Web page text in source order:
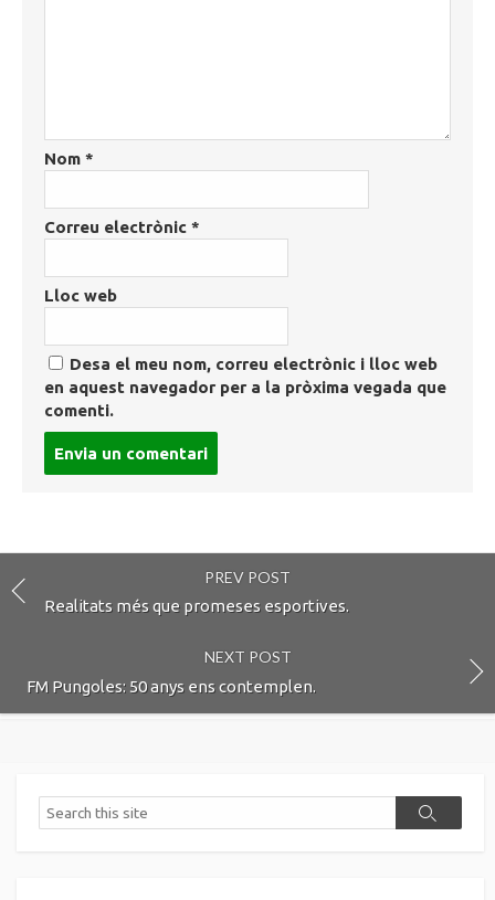
Nom *
Correu electrònic *
Lloc web
Desa el meu nom, correu electrònic i lloc web
en aquest navegador per a la pròxima vegada que
comenti.
PREV POST
Realitats més que promeses esportives.
NEXT POST
FM Pungoles: 50 anys ens contemplen.
Search
Search